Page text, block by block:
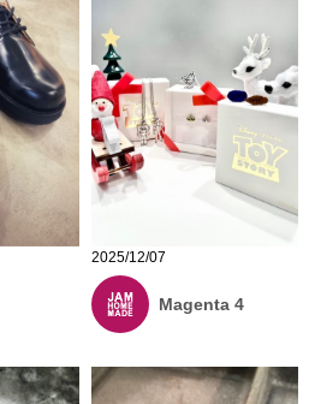
2025/12/07
Magenta 4